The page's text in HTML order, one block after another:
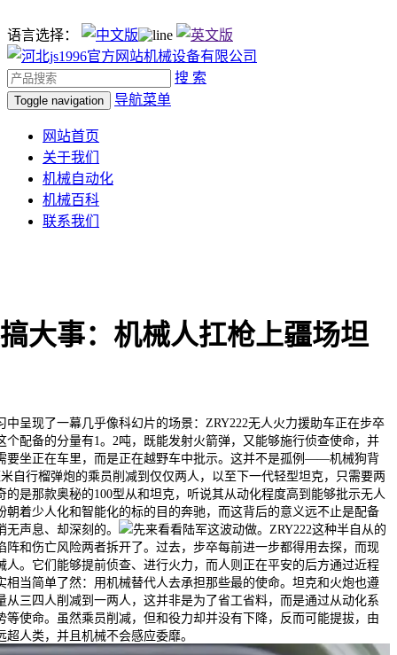
语言选择：
搜 索
Toggle navigation 导航菜单
网站首页
关于我们
机械自动化
机械百科
联系我们
大事：机械人扛枪上疆场坦
现了一幕几乎像科幻片的场景：ZRY222无人火力援助车正在步卒
个配备的分量有1。2吨，既能发射火箭弹，又能够施行侦查使命，并
要坐正在车里，而是正在越野车中批示。这并不是孤例——机械狗背
自行榴弹炮的乘员削减到仅仅两人，以至下一代轻型坦克，只需要两
的是那款奥秘的100型从和坦克，听说其从动化程度高到能够批示无人
朝着少人化和智能化的标的目的奔驰，而这背后的意义远不止是配备
声息、却深刻的。
先来看看陆军这波动做。ZRY222这种半自从的
阵和伤亡风险两者拆开了。过去，步卒每前进一步都得用去探，而现
人。它们能够提前侦查、进行火力，而人则正在平安的后方通过近程
相当简单了然：用机械替代人去承担那些最的使命。坦克和火炮也遵
三四人削减到一两人，这并非是为了省工省料，而是通过从动化系
等使命。虽然乘员削减，但和役力却并没有下降，反而可能提拔，由
人类，并且机械不会感应委靡。